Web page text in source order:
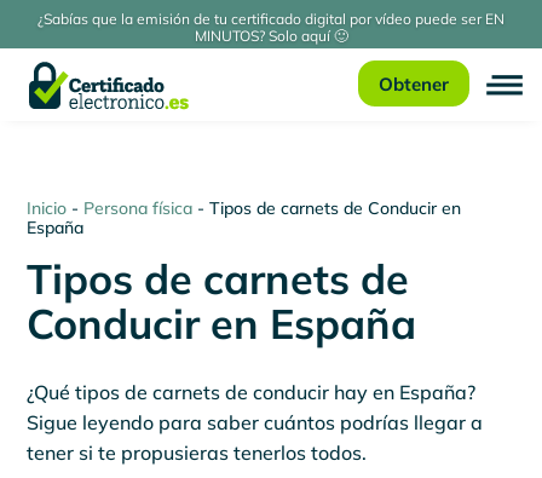
¿Sabías que la emisión de tu certificado digital por vídeo puede ser EN
MINUTOS? Solo aquí 🙂
Obtener
Inicio - Persona física -Tipos de carnets de Conducir en
España
Tipos de carnets de
Conducir en España
¿Qué tipos de carnets de conducir hay en España?
Sigue leyendo para saber cuántos podrías llegar a
tener si te propusieras tenerlos todos.